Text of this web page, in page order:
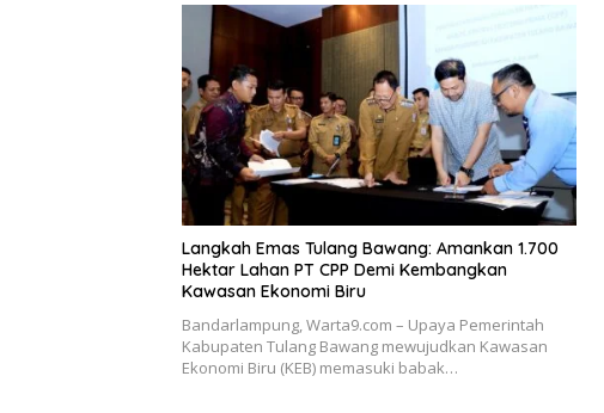
Langkah Emas Tulang Bawang: Amankan 1.700
Hektar Lahan PT CPP Demi Kembangkan
Kawasan Ekonomi Biru
Bandarlampung, Warta9.com – Upaya Pemerintah
Kabupaten Tulang Bawang mewujudkan Kawasan
Ekonomi Biru (KEB) memasuki babak…